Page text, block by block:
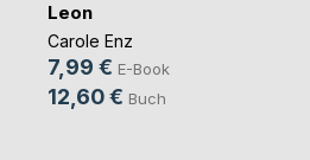
Leon
Carole Enz
7,99 € E-Book
12,60 € Buch